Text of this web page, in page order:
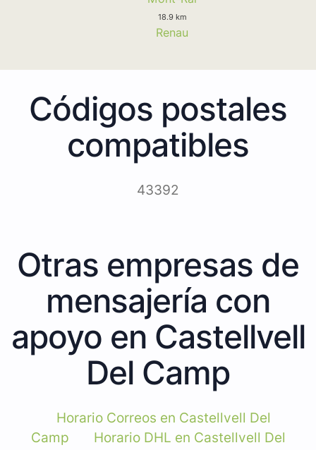
18.9 km
Renau
Códigos postales
compatibles
43392
Otras empresas de
mensajería con
apoyo en Castellvell
Del Camp
Horario Correos en Castellvell Del
Camp
Horario DHL en Castellvell Del